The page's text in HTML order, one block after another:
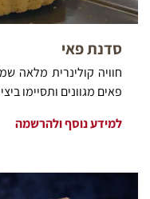
סדנת פאי
חוויה קולינרית מלאה
פאים מגוונים ותסיימו
למידע נוסף ולהרשמה